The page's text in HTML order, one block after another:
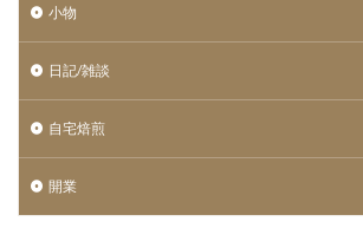
小物
日記/雑談
自宅焙煎
開業